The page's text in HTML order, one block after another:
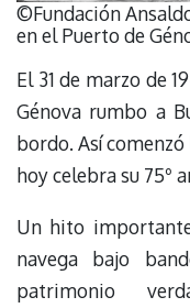
©Fundación
en el Puerto de
El 31 de marzo de
Génova rumbo a
bordo. Así
hoy celebra su 75º
Un hito
navega bajo
patrimonio